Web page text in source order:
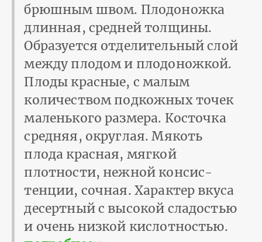
брюшным швом. Плодоножка
длинная, средней толщины.
Образуется отделите­льный слой
между плодом и плодоножкой.
Плоды красные, с малым
количеством подкожных точек
малень­кого размера. Косточка
средняя, округлая. Мякоть
плода красная, мягкой
плотности, нежной консис­
тенции, сочная. Характер вкуса
десертный с высокой сладостью
и очень низ­кой кислотностью.